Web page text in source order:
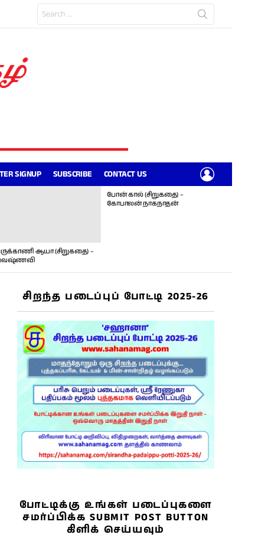
for:
SIGNUP SUBSCRIBE CONTACT US
ஆயா (சிறுகதை) –
போன் கால் (சிறுகதை) –
கோபாலன் நாகநாதன்
சிறந்த படைப்புப் போட்டி 2025-26
போட்டிக்கு உங்கள் படைப்புகளை
சமர்ப்பிக்க SUBMIT POST BUTTON
கிளிக் செய்யவும்